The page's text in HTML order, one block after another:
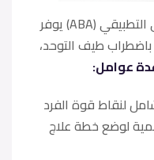
على الرغم من أن العلاج السلوكي التطبيقي (ABA) يوفر
باضطراب طيف التوحد،
عوامل:
لنقاط قوة الفرد
لوضع خطة علاج